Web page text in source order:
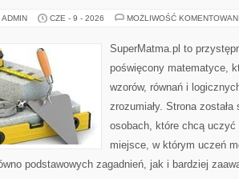
CZE - 9 - 2026 MOŻLIWOŚĆ
SuperMatma.pl to
poświęcony matematyce,
wzorów, równań i
zrozumiały. Strona
osobach, które chcą
miejsce, w którym uczeń
podstawowych zagadnień, jak i bardziej